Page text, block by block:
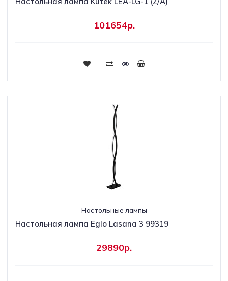
101654р.
Настольные лампы
Настольная лампа Eglo Lasana 3 99319
29890р.